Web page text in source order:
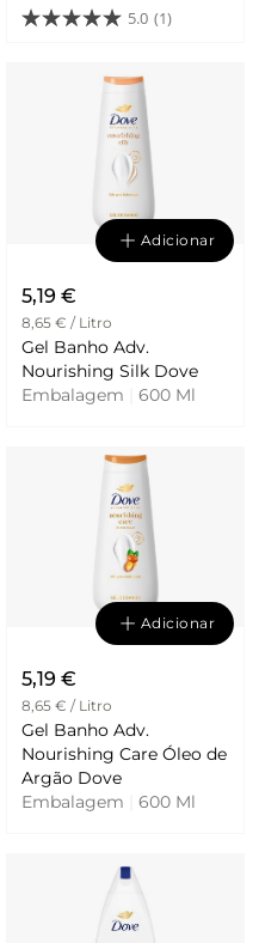
5.0 (1)
Adicionar
5,19 €
8,65 € / Litro
Gel Banho Adv.
Nourishing Silk Dove
Embalagem
600 Ml
Adicionar
5,19 €
8,65 € / Litro
Gel Banho Adv.
Nourishing Care Óleo de
Argão Dove
Embalagem
600 Ml